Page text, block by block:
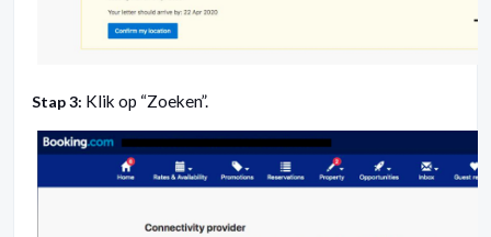
Stap 3: Klik op “Zoeken”.